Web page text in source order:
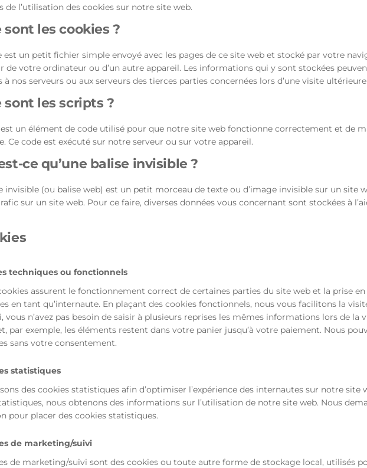
de l’utilisation des cookies sur notre site web.
sont les cookies ?
est un petit fichier simple envoyé avec les pages de ce site web et stocké par votre
de votre ordinateur ou d’un autre appareil. Les informations qui y sont stockées
à nos serveurs ou aux serveurs des tierces parties concernées lors d’une visite ultérieure.
sont les scripts ?
un élément de code utilisé pour que notre site web fonctionne correctement et de
Ce code est exécuté sur notre serveur ou sur votre appareil.
ce qu’une balise invisible ?
invisible (ou balise web) est un petit morceau de texte ou d’image invisible sur un site
sur un site web. Pour ce faire, diverses données vous concernant sont stockées à
techniques ou fonctionnels
assurent le fonctionnement correct de certaines parties du site web et la prise
en tant qu’internaute. En plaçant des cookies fonctionnels, nous vous facilitons la
vous n’avez pas besoin de saisir à plusieurs reprises les mêmes informations lors de la
par exemple, les éléments restent dans votre panier jusqu’à votre paiement. Nous
sans votre consentement.
statistiques
des cookies statistiques afin d’optimiser l’expérience des internautes sur notre site
nous obtenons des informations sur l’utilisation de notre site web. Nous
pour placer des cookies statistiques.
de marketing/suivi
de marketing/suivi sont des cookies ou toute autre forme de stockage local, utilisés